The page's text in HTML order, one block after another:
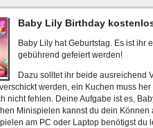
Baby Lily Birthday
Baby Lily hat Geburtstag. Es ist ihr
gebührend gefeiert werden!
Dazu solltet ihr beide ausreichend
werden, ein Kuchen muss
nicht fehlen. Deine Aufgabe ist es,
Minispielen kannst du dein
am PC oder Laptop benötigst du